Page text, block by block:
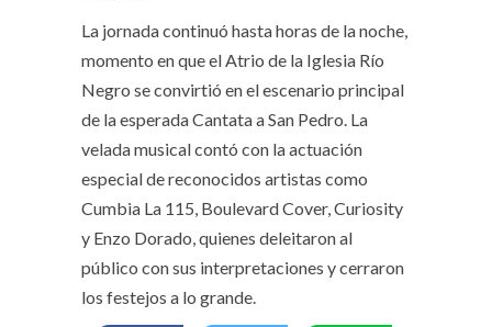
La jornada continuó hasta horas de la noche,
momento en que el Atrio de la Iglesia Río
Negro se convirtió en el escenario principal
de la esperada Cantata a San Pedro. La
velada musical contó con la actuación
especial de reconocidos artistas como
Cumbia La 115, Boulevard Cover, Curiosity
y Enzo Dorado, quienes deleitaron al
público con sus interpretaciones y cerraron
los festejos a lo grande.